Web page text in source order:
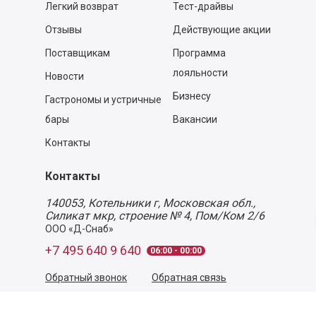
Легкий возврат
Отзывы
Поставщикам
Новости
Гастрономы и устричные
бары
Контакты
Тест-драйвы
Действующие акции
Программа
лояльности
Бизнесу
Вакансии
Контакты
140053, Котельники г, Московская обл.,
Силикат мкр, строение № 4, Пом/Ком 2/6
ООО «Д-Снаб»
+7 495 640 9 640 06:00 - 00:00
Обратный звонок Обратная связь